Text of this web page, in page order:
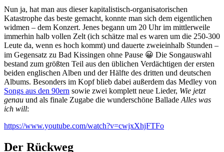
Nun ja, hat man aus dieser kapitalistisch-organisatorischen
Katastrophe das beste gemacht, konnte man sich dem eigentlichen
widmen – dem Konzert. Jenes begann um 20 Uhr im mittlerweile
immerhin halb vollen Zelt (ich schätze mal es waren um die 250-300
Leute da, wenn es hoch kommt) und dauerte zweieinhalb Stunden –
im Gegensatz zu Bad Kissingen ohne Pause 😀 Die Songauswahl
bestand zum größten Teil aus den üblichen Verdächtigen der ersten
beiden englischen Alben und der Hälfte des dritten und deutschen
Albums. Besonders im Kopf blieb dabei außerdem das Medley von
Songs aus den 90ern sowie zwei komplett neue Lieder, Wie jetzt
genau und als finale Zugabe die wunderschöne BalladeAlles was
ich will:
https://www.youtube.com/watch?v=cwjxXhjFTFo
Der Rückweg